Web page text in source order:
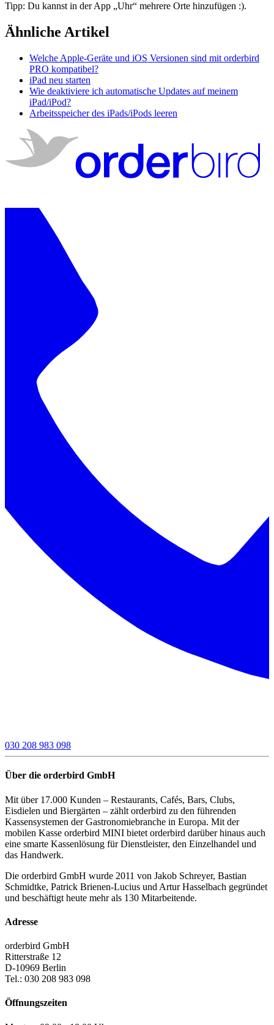
Tipp: Du kannst in der App „Uhr“ mehrere Orte hinzufügen :).
Ähnliche Artikel
Welche Apple-Geräte und iOS Versionen sind mit orderbird
PRO kompatibel?
iPad neu starten
Wie deaktiviere ich automatische Updates auf meinem
iPad/iPod?
Arbeitsspeicher des iPads/iPods leeren
030 208 983 098
Über die orderbird GmbH
Mit über 17.000 Kunden – Restaurants, Cafés, Bars, Clubs,
Eisdielen und Biergärten – zählt orderbird zu den führenden
Kassensystemen der Gastronomiebranche in Europa. Mit der
mobilen Kasse orderbird MINI bietet orderbird darüber hinaus auch
eine smarte Kassenlösung für Dienstleister, den Einzelhandel und
das Handwerk.
Die orderbird GmbH wurde 2011 von Jakob Schreyer, Bastian
Schmidtke, Patrick Brienen-Lucius und Artur Hasselbach gegründet
und beschäftigt heute mehr als 130 Mitarbeitende.
Adresse
orderbird GmbH
Ritterstraße 12
D-10969 Berlin
Tel.: 030 208 983 098
Öffnungszeiten